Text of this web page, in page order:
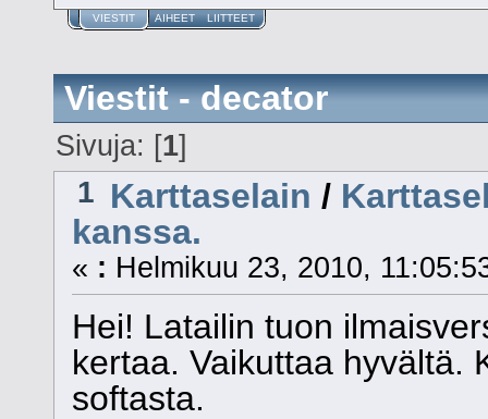
VIESTIT AIHEET LIITTEET
Viestit - decator
Sivuja: [1]
1 Karttaselain /
kanssa.
« : Helmikuu 23, 2010,
Hei! Latailin tuon
kertaa. Vaikuttaa hyvältä.
softasta.